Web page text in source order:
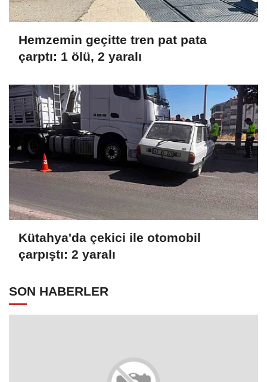
Hemzemin geçitte tren pat pata
çarptı: 1 ölü, 2 yaralı
Kütahya'da çekici ile otomobil
çarpıştı: 2 yaralı
SON HABERLER